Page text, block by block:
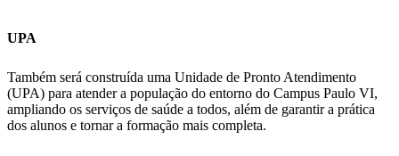
UPA
Também será construída uma Unidade de Pronto Atendimento
(UPA) para atender a população do entorno do Campus Paulo VI,
ampliando os serviços de saúde a todos, além de garantir a prática
dos alunos e tornar a formação mais completa.